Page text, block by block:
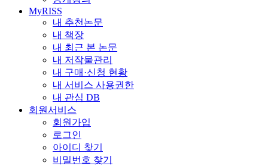
MyRISS
내 추천논문
내 책장
내 최근 본 논문
내 저작물관리
내 구매·신청 현황
내 서비스 사용권한
내 관심 DB
회원서비스
회원가입
로그인
아이디 찾기
비밀번호 찾기